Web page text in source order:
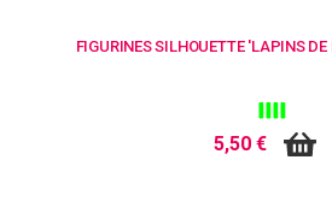
FIGURINES SILHOUETTE 'LAPINS
5,50 €